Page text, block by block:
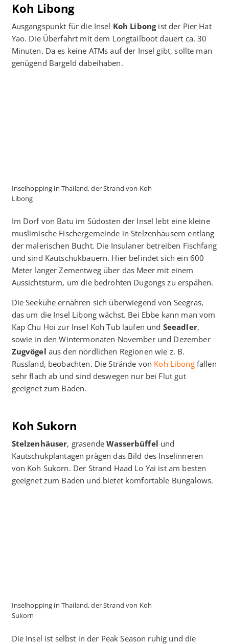
Koh Libong
Ausgangspunkt für die Insel Koh Libongist der Pier Hat
Yao. Die Überfahrt mit dem Longtailboot dauert ca. 30
Minuten. Da es keine ATMs auf der Insel gibt, sollte man
genügend Bargeld dabeihaben.
Inselhopping in Thailand, der Strand von Koh
Libong
Im Dorf von Batu im Südosten der Insel lebt eine kleine
muslimische Fischergemeinde in Stelzenhäusern entlang
der malerischen Bucht. Die Insulaner betreiben Fischfang
und sind Kautschukbauern. Hier befindet sich ein 600
Meter langer Zementweg über das Meer mit einem
Aussichtsturm, um die bedrohten Dugongs zu erspähen.
Die Seekühe ernähren sich überwiegend von Seegras,
das um die Insel Libong wächst. Bei Ebbe kann man vom
Kap Chu Hoi zur Insel Koh Tub laufen und Seeadler,
sowie in den Wintermonaten November und Dezember
Zugvögel aus den nördlichen Regionen wie z. B.
Russland, beobachten. Die Strände von Koh Libongfallen
sehr flach ab und sind deswegen nur bei Flut gut
geeignet zum Baden.
Koh Sukorn
Stelzenhäuser, grasendeWasserbüffel und
Kautschukplantagen prägen das Bild des Inselinneren
von Koh Sukorn. Der Strand Haad Lo Yai ist am besten
geeignet zum Baden und bietet komfortable Bungalows.
Inselhopping in Thailand, der Strand von Koh
Sukorn
Die Insel ist selbst in der Peak Season ruhig und die